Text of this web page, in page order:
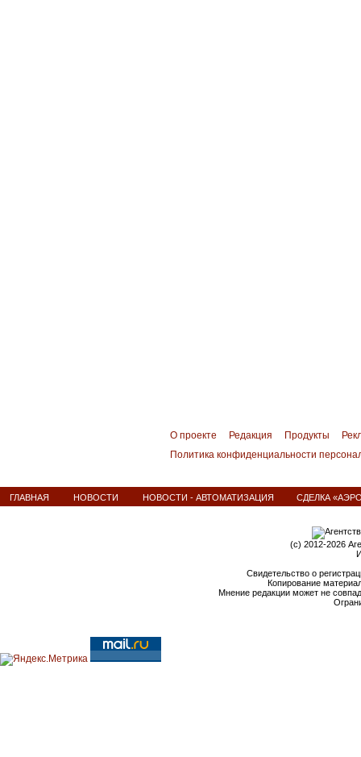
О проекте Редакция Продукты
Политика конфиденциальности
ГЛАВНАЯ НОВОСТИ НОВОСТИ - АВТОМАТИЗАЦИЯ СДЕЛКА
(c) 2012-2026
Свидетельство о
Копирование
Мнение редакции может не